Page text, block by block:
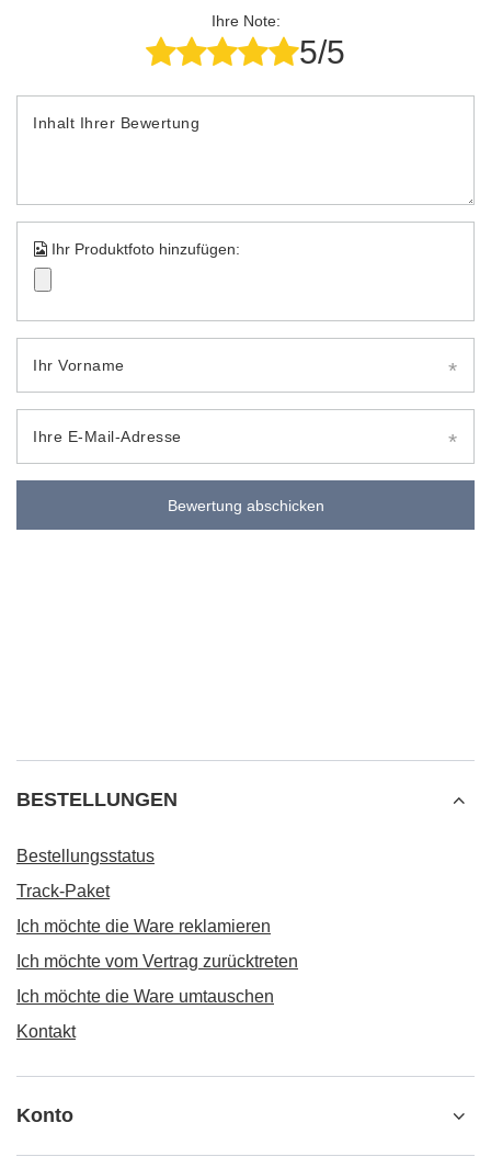
Ihre Note:
5/5
Inhalt Ihrer Bewertung
Ihr Produktfoto hinzufügen:
Ihr Vorname
Ihre E-Mail-Adresse
Bewertung abschicken
BESTELLUNGEN
Bestellungsstatus
Track-Paket
Ich möchte die Ware reklamieren
Ich möchte vom Vertrag zurücktreten
Ich möchte die Ware umtauschen
Kontakt
Konto